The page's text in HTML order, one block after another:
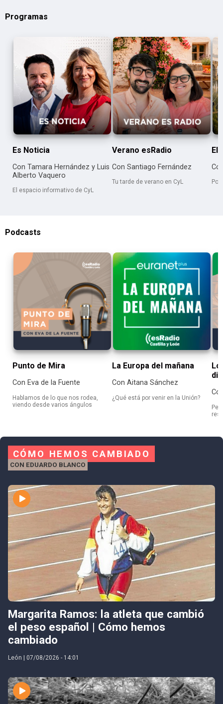
Programas
Es Noticia
Con Tamara Hernández y Luis
Alberto Vaquero
El espacio informativo de CyL
Verano esRadio
Con Santiago Fernández
Tu tarde de verano en CyL
El
Podcasts
Punto de Mira
Con Eva de la Fuente
Hablamos de lo que nos rodea,
viendo desde varios ángulos
La Europa del mañana
Con Aitana Sánchez
¿Qué está por venir en la Unión?
CÓMO HEMOS CAMBIADO
CON EDUARDO BLANCO
Margarita Ramos: la atleta que cambió
el peso español | Cómo hemos
cambiado
León | 07/08/2026 - 14:01